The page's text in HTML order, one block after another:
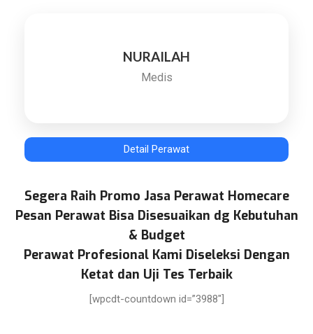
NURAILAH
Medis
Detail Perawat
Segera Raih Promo Jasa Perawat Homecare
Pesan Perawat Bisa Disesuaikan dg Kebutuhan
& Budget
Perawat Profesional Kami Diseleksi Dengan
Ketat dan Uji Tes Terbaik
[wpcdt-countdown id=”3988″]